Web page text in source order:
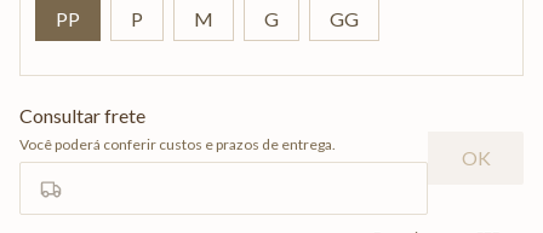
PP P M G GG